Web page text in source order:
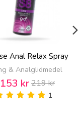
Anal Relax Spray
& Analglidmedel
153 kr219 kr
1